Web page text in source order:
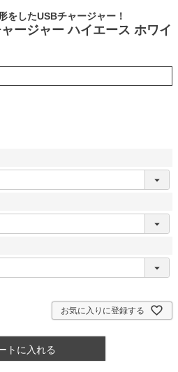
をしたUSBチャージャー！
ージャー ハイエース ホワイ
お気に入りに登録する
トに入れる